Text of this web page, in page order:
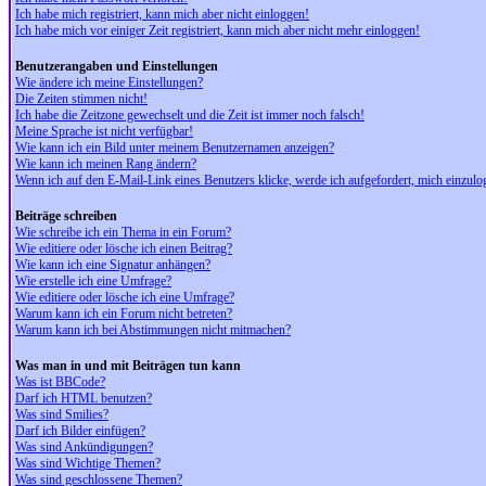
Ich habe mich registriert, kann mich aber nicht einloggen!
Ich habe mich vor einiger Zeit registriert, kann mich aber nicht mehr einloggen!
Benutzerangaben und Einstellungen
Wie ändere ich meine Einstellungen?
Die Zeiten stimmen nicht!
Ich habe die Zeitzone gewechselt und die Zeit ist immer noch falsch!
Meine Sprache ist nicht verfügbar!
Wie kann ich ein Bild unter meinem Benutzernamen anzeigen?
Wie kann ich meinen Rang ändern?
Wenn ich auf den E-Mail-Link eines Benutzers klicke, werde ich aufgefordert, mich
Beiträge schreiben
Wie schreibe ich ein Thema in ein Forum?
Wie editiere oder lösche ich einen Beitrag?
Wie kann ich eine Signatur anhängen?
Wie erstelle ich eine Umfrage?
Wie editiere oder lösche ich eine Umfrage?
Warum kann ich ein Forum nicht betreten?
Warum kann ich bei Abstimmungen nicht mitmachen?
Was man in und mit Beiträgen tun kann
Was ist BBCode?
Darf ich HTML benutzen?
Was sind Smilies?
Darf ich Bilder einfügen?
Was sind Ankündigungen?
Was sind Wichtige Themen?
Was sind geschlossene Themen?